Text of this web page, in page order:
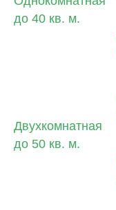
до 40 кв. м.
Двухкомнатная
до 50 кв. м.